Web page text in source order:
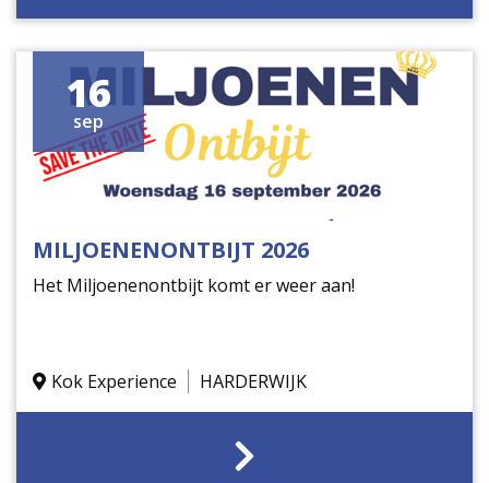
16
sep
MILJOENENONTBIJT 2026
Het Miljoenenontbijt komt er weer aan!
Kok Experience HARDERWIJK